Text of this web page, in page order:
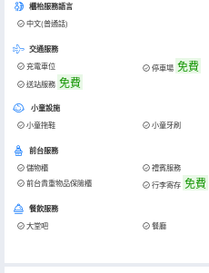
櫃枱服務語言
中文(普通話)
交通服務
充電車位 停車場 免費
送站服務 免費
小童設施
小童拖鞋 小童牙刷
前台服務
儲物櫃 禮賓服務
前台貴重物品保險櫃
行李寄存 免費
餐飲服務
大堂吧 餐廳